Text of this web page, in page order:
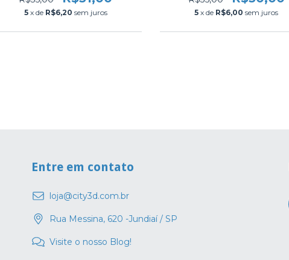
5 x de R$6,20 sem juros 5 x de R$6,00 sem juros
Entre em contato
loja@city3d.com.br
Rua Messina, 620 -Jundiaí / SP
Visite o nosso Blog!